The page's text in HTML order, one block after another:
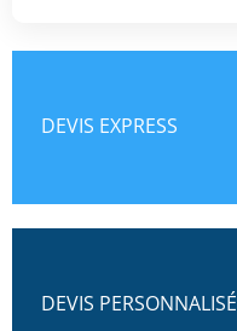
DEVIS EXPRESS
DEVIS PERSONNALISÉ